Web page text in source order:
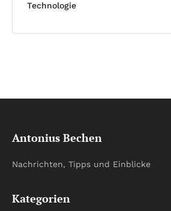
Technologie
Antonius Bechen
Nachrichten, Tipps und Einblicke
Kategorien